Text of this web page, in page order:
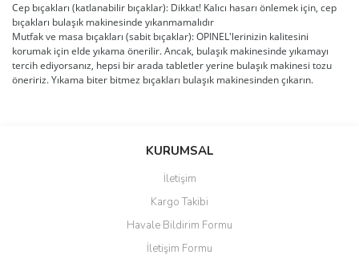
Cep bıçakları (katlanabilir bıçaklar): Dikkat! Kalıcı hasarı önlemek için, cep
bıçakları bulaşık makinesinde yıkanmamalıdır
Mutfak ve masa bıçakları (sabit bıçaklar): OPINEL'lerinizin kalitesini
korumak için elde yıkama önerilir. Ancak, bulaşık makinesinde yıkamayı
tercih ediyorsanız, hepsi bir arada tabletler yerine bulaşık makinesi tozu
öneririz. Yıkama biter bitmez bıçakları bulaşık makinesinden çıkarın.
Bu ürüne ilk yorumu siz yapın!
Ürün resmi kalitesiz, bozuk veya görüntülenemiyor.
Ürün açıklamasında eksik bilgiler bulunuyor.
Ürün bilgilerinde hatalar bulunuyor.
KURUMSAL
İletişim
Kargo Takibi
Havale Bildirim Formu
İletişim Formu